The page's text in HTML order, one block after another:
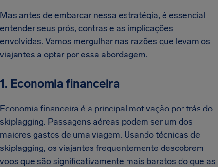
Mas antes de embarcar nessa estratégia, é essencial
entender seus prós, contras e as implicações
envolvidas. Vamos mergulhar nas razões que levam os
viajantes a optar por essa abordagem.
1. Economia financeira
Economia financeira é a principal motivação por trás do
skiplagging. Passagens aéreas podem ser um dos
maiores gastos de uma viagem. Usando técnicas de
skiplagging, os viajantes frequentemente descobrem
voos que são significativamente mais baratos do que as